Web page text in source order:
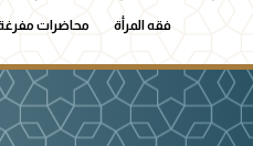
فقه المرأة محاضرات